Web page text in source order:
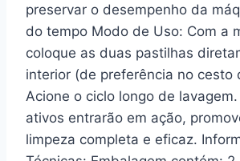
preservar o desempenho da
do tempo Modo de Uso: Com a
coloque as duas pastilhas
interior (de preferência no cesto
Acione o ciclo longo de
ativos entrarão em ação,
limpeza completa e eficaz.